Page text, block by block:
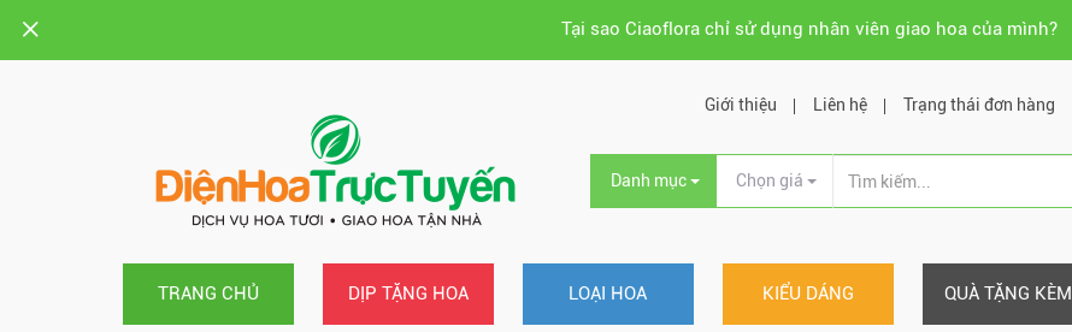
Tại sao Ciaoflora chỉ sử dụng nhân viên giao hoa của mình?
Giới thiệu Liên hệ Trạng thái đơn hàng
Danh mục Chọn giá
TRANG CHỦ DỊP TẶNG HOA LOẠI HOA KIỂU DÁNG QUÀ TẶNG KÈM